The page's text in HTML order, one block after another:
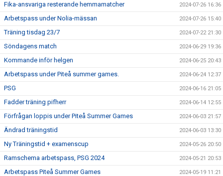
Fika-ansvariga resterande hemmamatcher 2024-07-26 16:36
Arbetspass under Nolia-mässan 2024-07-26 15:40
Träning tisdag 23/7 2024-07-22 21:30
Söndagens match 2024-06-29 19:36
Kommande inför helgen 2024-06-25 20:43
Arbetspass under Piteå summer games. 2024-06-24 12:37
PSG 2024-06-16 21:05
Fadder träning pifherr 2024-06-14 12:55
Förfrågan loppis under Piteå Summer Games 2024-06-03 21:57
Ändrad träningstid 2024-06-03 13:30
Ny Träningstid + examenscup 2024-05-26 20:50
Ramschema arbetspass, PSG 2024 2024-05-21 20:53
Arbetspass Piteå Summer Games 2024-05-19 11:21